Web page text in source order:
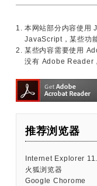
1. 本网站部分内容使用
JavaScript，某些功
2. 某些内容需要使用
没有 Adobe Reader
推荐浏览器
Internet Explorer
火狐浏览器
Google Chorome